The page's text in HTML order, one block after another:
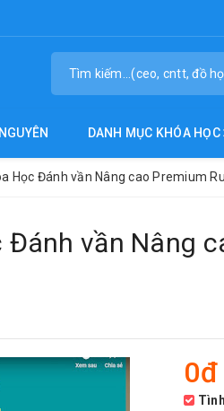
DANH MỤC KHÓA HỌC
Học Đánh vần Nâng cao Premium
Đánh vần Nâng
0đ